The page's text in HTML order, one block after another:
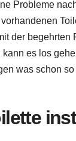
Probleme
der begehrten
kann es los
was schon